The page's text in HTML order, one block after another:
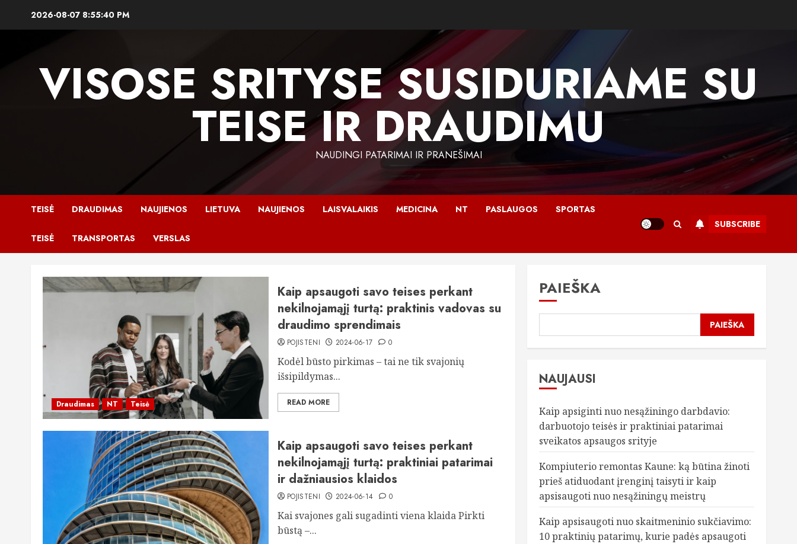
2026-08-07 8:55:41 PM
VISOSE SRITYSE SUSIDURIAME SU
TEISE IR DRAUDIMU
NAUDINGI PATARIMAI IR PRANEŠIMAI
TEISĖ DRAUDIMAS NAUJIENOS LIETUVA NAUJIENOS LAISVALAIKIS MEDICINA NT PASLAUGOS SPORTAS
TEISĖ TRANSPORTAS VERSLAS
SUBSCRIBE
Draudimas NT Teisė
Kaip apsaugoti savo teises perkant
nekilnojamąjį turtą: praktinis vadovas su
draudimo sprendimais
POJISTENI 2024-06-17 0
Kodėl būsto pirkimas – tai ne tik svajonių
išsipildymas...
READ MORE
Kaip apsaugoti savo teises perkant
nekilnojamąjį turtą: praktiniai patarimai
ir dažniausios klaidos
POJISTENI 2024-06-14 0
Kai svajones gali sugadinti viena klaida Pirkti
būstą –...
PAIEŠKA
PAIEŠKA
NAUJAUSI
Kaip apsiginti nuo nesąžiningo darbdavio:
darbuotojo teisės ir praktiniai patarimai
sveikatos apsaugos srityje
Kompiuterio remontas Kaune: ką būtina žinoti
prieš atiduodant įrenginį taisyti ir kaip
apsisaugoti nuo nesąžiningų meistrų
Kaip apsisaugoti nuo skaitmeninio sukčiavimo:
10 praktinių patarimų, kurie padės apsaugoti